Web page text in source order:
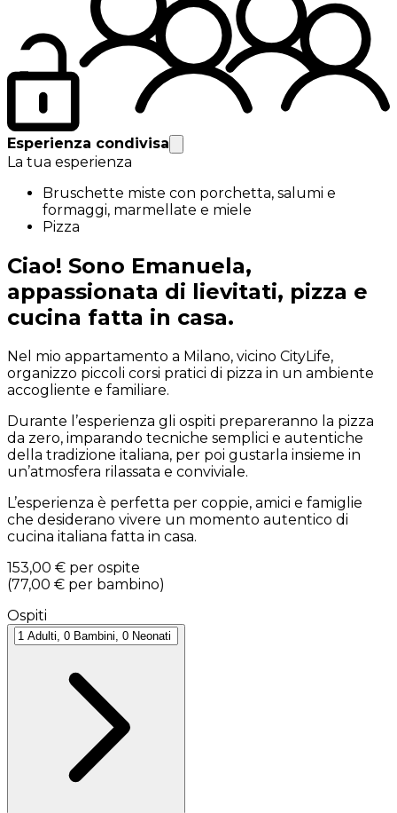
Esperienza condivisa
La tua esperienza
Bruschette miste con porchetta, salumi e
formaggi, marmellate e miele
Pizza
Ciao! Sono Emanuela,
appassionata di lievitati, pizza e
cucina fatta in casa.
Nel mio appartamento a Milano, vicino CityLife,
organizzo piccoli corsi pratici di pizza in un ambiente
accogliente e familiare.
Durante l’esperienza gli ospiti prepareranno la pizza
da zero, imparando tecniche semplici e autentiche
della tradizione italiana, per poi gustarla insieme in
un’atmosfera rilassata e conviviale.
L’esperienza è perfetta per coppie, amici e famiglie
che desiderano vivere un momento autentico di
cucina italiana fatta in casa.
153,00 € per ospite
(77,00 € per bambino)
Ospiti